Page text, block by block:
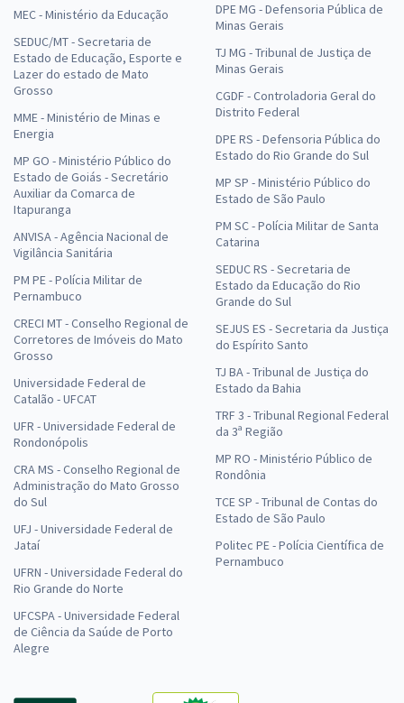
MEC - Ministério da Educação
SEDUC/MT - Secretaria de
Estado de Educação, Esporte e
Lazer do estado de Mato
Grosso
MME - Ministério de Minas e
Energia
MP GO - Ministério Público do
Estado de Goiás - Secretário
Auxiliar da Comarca de
Itapuranga
ANVISA - Agência Nacional de
Vigilância Sanitária
PM PE - Polícia Militar de
Pernambuco
CRECI MT - Conselho Regional de
Corretores de Imóveis do Mato
Grosso
Universidade Federal de
Catalão - UFCAT
UFR - Universidade Federal de
Rondonópolis
CRA MS - Conselho Regional de
Administração do Mato Grosso
do Sul
UFJ - Universidade Federal de
Jataí
UFRN - Universidade Federal do
Rio Grande do Norte
UFCSPA - Universidade Federal
de Ciência da Saúde de Porto
Alegre
DPE MG - Defensoria Pública de
Minas Gerais
TJ MG - Tribunal de Justiça de
Minas Gerais
CGDF - Controladoria Geral do
Distrito Federal
DPE RS - Defensoria Pública do
Estado do Rio Grande do Sul
MP SP - Ministério Público do
Estado de São Paulo
PM SC - Polícia Militar de Santa
Catarina
SEDUC RS - Secretaria de
Estado da Educação do Rio
Grande do Sul
SEJUS ES - Secretaria da Justiça
do Espírito Santo
TJ BA - Tribunal de Justiça do
Estado da Bahia
TRF 3 - Tribunal Regional Federal
da 3ª Região
MP RO - Ministério Público de
Rondônia
TCE SP - Tribunal de Contas do
Estado de São Paulo
Politec PE - Polícia Científica de
Pernambuco